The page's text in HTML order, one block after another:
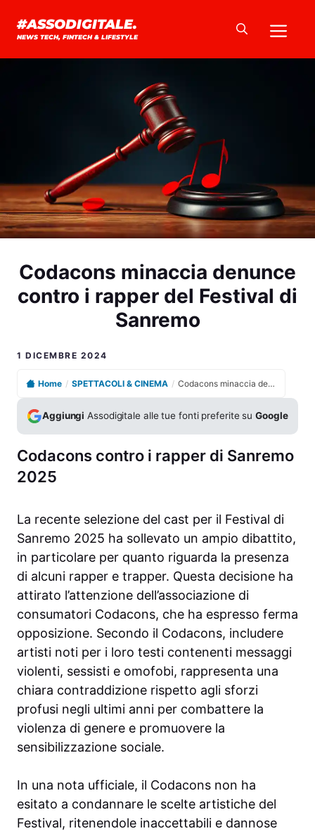
#ASSODIGITALE.
NEWS TECH, FINTECH & LIFESTYLE
Codacons minaccia denunce
contro i rapper del Festival di
Sanremo
1 DICEMBRE 2024
Home / SPETTACOLI & CINEMA / Codacons minaccia denunce contro i rapper del Festival di Sanremo
Aggiungi Assodigitale alle tue fonti preferite suGoogle
Codacons contro i rapper di Sanremo
2025
La recente selezione del cast per il Festival di
Sanremo 2025 ha sollevato un ampio dibattito,
in particolare per quanto riguarda la presenza
di alcuni rapper e trapper. Questa decisione ha
attirato l’attenzione dell’associazione di
consumatori Codacons, che ha espresso ferma
opposizione. Secondo il Codacons, includere
artisti noti per i loro testi contenenti messaggi
violenti, sessisti e omofobi, rappresenta una
chiara contraddizione rispetto agli sforzi
profusi negli ultimi anni per combattere la
violenza di genere e promuovere la
sensibilizzazione sociale.
In una nota ufficiale, il Codacons non ha
esitato a condannare le scelte artistiche del
Festival, ritenendole inaccettabili e dannose